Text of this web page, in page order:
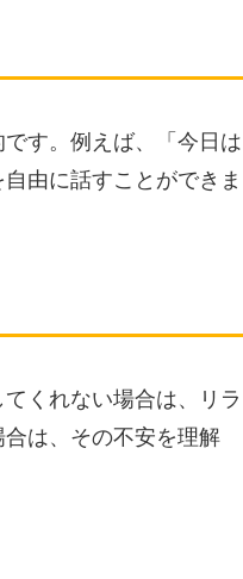
す。例えば、「今日は
由に話すことができま
くれない場合は、リラ
は、その不安を理解